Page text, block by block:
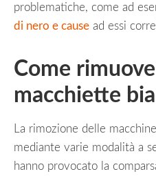
problematiche, come ad
di nero e cause ad essi
Come
macchiette
La rimozione delle
mediante varie modalità a
hanno provocato la